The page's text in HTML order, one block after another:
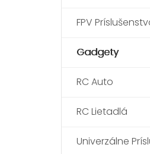
FPV
Gadgety
RC Auto
RC Lietadlá
Univerzálne